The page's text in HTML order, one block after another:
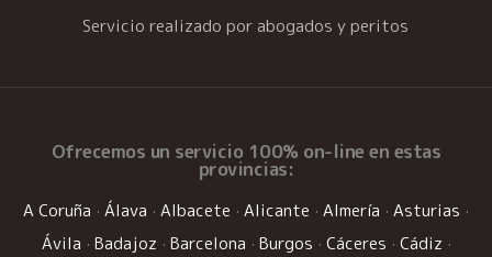
Servicio realizado por abogados y peritos
Ofrecemos un servicio 100% on-line en estas
provincias:
A Coruña · Álava · Albacete · Alicante · Almería · Asturias ·
Ávila · Badajoz · Barcelona · Burgos · Cáceres · Cádiz ·